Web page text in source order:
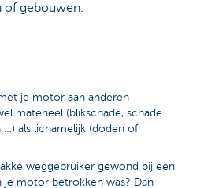
of gebouwen.
je motor aan anderen
materieel (blikschade, schade
…) als lichamelijk (doden of
weggebruiker gewond bij een
je motor betrokken was? Dan